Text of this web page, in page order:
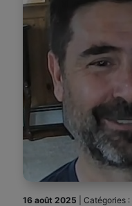
16 août 2025 Catégories :